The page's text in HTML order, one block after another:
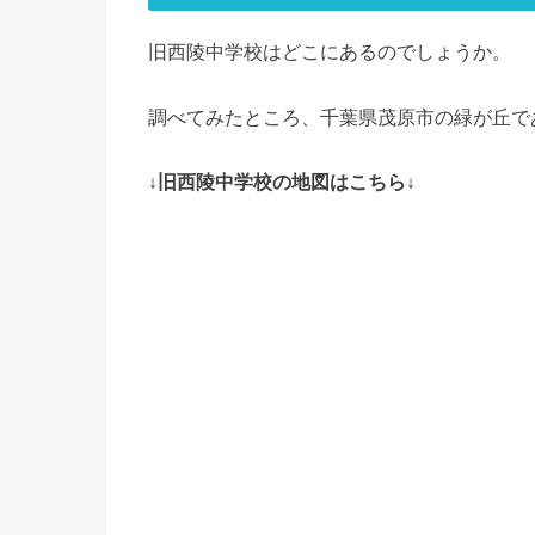
旧西陵中学校はどこにあるのでしょうか。
調べてみたところ、千葉県茂原市の緑が丘で
↓旧西陵中学校の地図はこちら↓